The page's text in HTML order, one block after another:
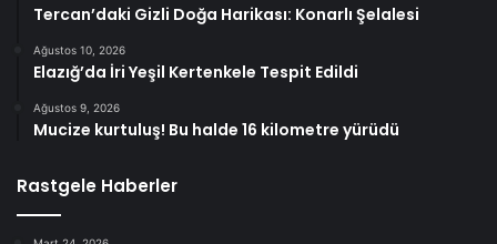
Tercan’daki Gizli Doğa Harikası: Konarlı Şelalesi
Ağustos 10, 2026
Elazığ’da İri Yeşil Kertenkele Tespit Edildi
Ağustos 9, 2026
Mucize kurtuluş! Bu halde 16 kilometre yürüdü
Rastgele Haberler